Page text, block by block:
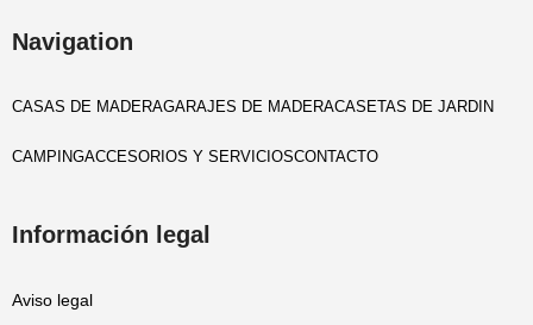
Navigation
CASAS DE MADERAGARAJES DE MADERACASETAS DE JARDIN
CAMPINGACCESORIOS Y SERVICIOSCONTACTO
Información legal
Aviso legal